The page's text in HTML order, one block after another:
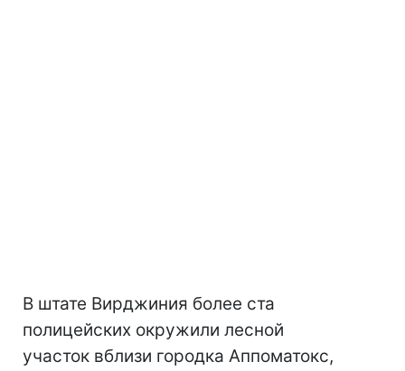
В штате Вирджиния более ста
полицейских окружили лесной
участок вблизи городка Аппоматокс,